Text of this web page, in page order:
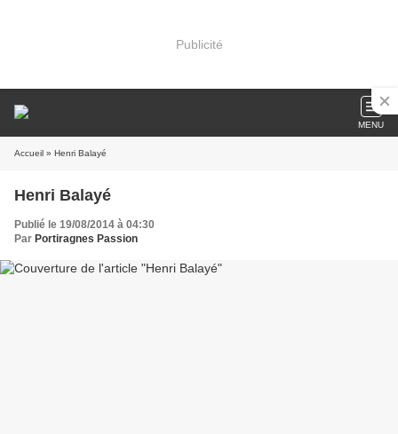
Publicité
MENU
Accueil » Henri Balayé
Henri Balayé
Publié le 19/08/2014 à 04:30
Par Portiragnes Passion